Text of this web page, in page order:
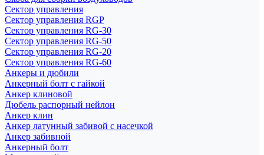
Сектор управления
Сектор управления RGP
Сектор управления RG-30
Сектор управления RG-50
Сектор управления RG-20
Сектор управления RG-60
Анкеры и дюбили
Анкерный болт с гайкой
Анкер клиновой
Дюбель распорный нейлон
Анкер клин
Анкер латунный забивой с насечкой
Анкер забивной
Анкерный болт